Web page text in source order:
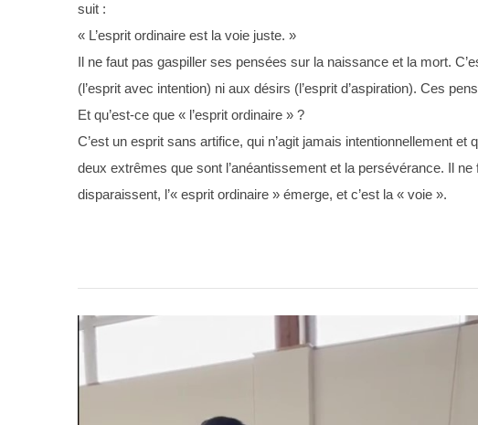
suit :
« L’esprit ordinaire est la voie juste. »
Il ne faut pas gaspiller ses pensées sur la naissance et la mort.
(l’esprit avec intention) ni aux désirs (l’esprit d’aspiration). Ces
Et qu’est-ce que « l’esprit ordinaire » ?
C’est un esprit sans artifice, qui n’agit jamais intentionnellement
deux extrêmes que sont l’anéantissement et la persévérance. Il
disparaissent, l’« esprit ordinaire » émerge, et c’est la « voie ».